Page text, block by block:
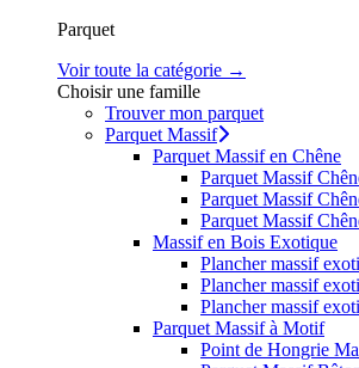
Parquet
Voir toute la catégorie →
Choisir une famille
Trouver mon parquet
Parquet Massif
Parquet Massif en Chêne
Parquet Massif
Parquet Massif
Parquet Massif
Massif en Bois Exotique
Plancher massif
Plancher massif
Plancher massif
Parquet Massif à Motif
Point de Hongrie